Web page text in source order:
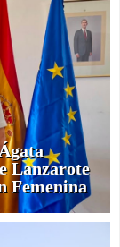
Lanzarote
Femenina